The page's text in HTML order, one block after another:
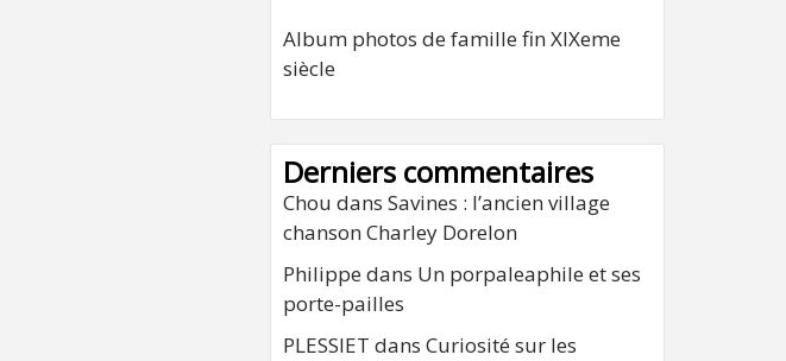
Album photos de famille fin XIXeme
siècle
Derniers commentaires
Chou dans Savines : l’ancien village
chanson Charley Dorelon
Philippe dans Un porpaleaphile et ses
porte-pailles
PLESSIET dans Curiosité sur les